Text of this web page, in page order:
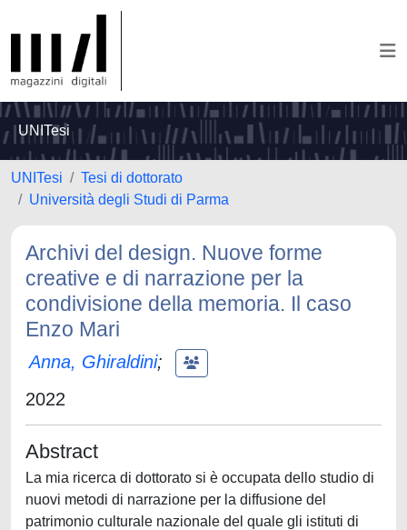
UNITesi
UNITesi
Tesi di dottorato
Università degli Studi di Parma
Archivi del design. Nuove forme
creative e di narrazione per la
condivisione della memoria. Il caso
Enzo Mari
Anna, Ghiraldini;
2022
Abstract
La mia ricerca di dottorato si è occupata dello studio di
nuovi metodi di narrazione per la diffusione del
patrimonio culturale nazionale del quale gli istituti di